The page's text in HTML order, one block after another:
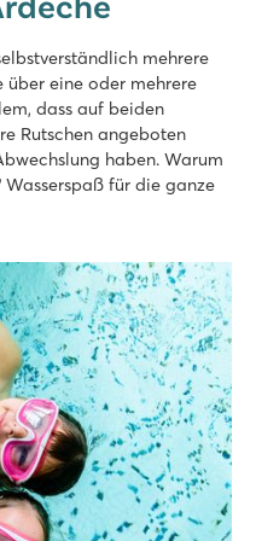
mit coolen Rutschen
und Restaurants
und Hallenbad
über das Tal
Ruoms
- Villeneuve-De-Berg
mehrere
eine oder mehrere
dass auf beiden
Rutschen angeboten
haben. Warum
für die ganze